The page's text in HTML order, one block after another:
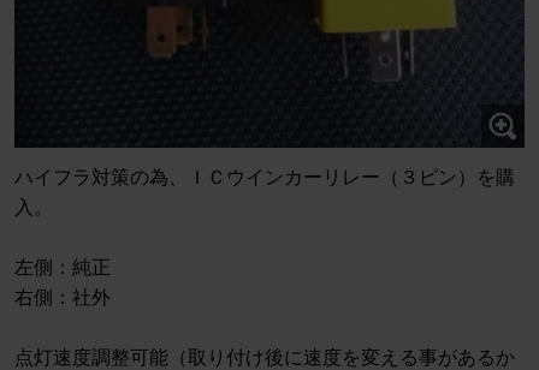
ハイフラ対策の為、ＩＣウインカーリレー（３ピン）を購
入。
左側：純正
右側：社外
点灯速度調整可能（取り付け後に速度を変える事があるか